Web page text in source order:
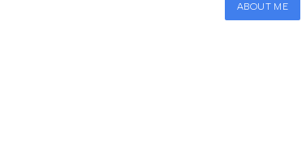
ABOUT ME